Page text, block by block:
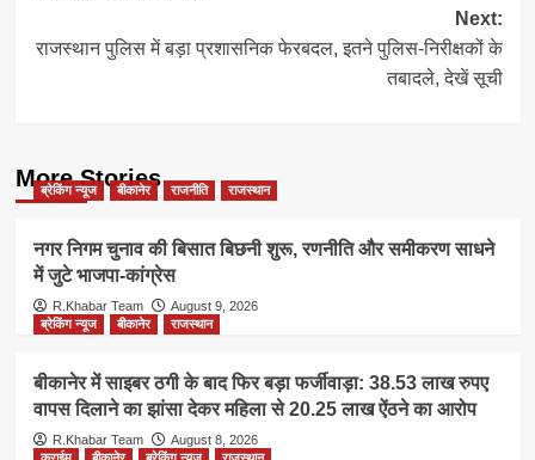
Next:
राजस्थान पुलिस में बड़ा प्रशासनिक फेरबदल, इतने पुलिस-निरीक्षकों के
तबादले, देखें सूची
More Stories
ब्रेकिंग न्यूज बीकानेर राजनीति राजस्थान
नगर निगम चुनाव की बिसात बिछनी शुरू, रणनीति और समीकरण साधने
में जुटे भाजपा-कांग्रेस
R.Khabar Team
August 9, 2026
ब्रेकिंग न्यूज
बीकानेर राजस्थान
बीकानेर में साइबर ठगी के बाद फिर बड़ा फर्जीवाड़ा: 38.53 लाख रुपए
वापस दिलाने का झांसा देकर महिला से 20.25 लाख ऐंठने का आरोप
R.Khabar Team
August 8, 2026